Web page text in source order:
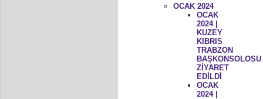
OCAK 2024
OCAK
2024 |
KUZEY
KIBRIS
TRABZON
BAŞKONSOLOSU
ZİYARET
EDİLDİ
OCAK
2024 |